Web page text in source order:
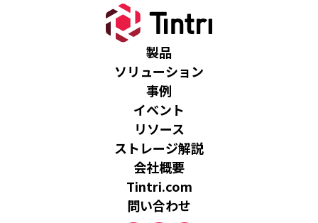
製品
ソリューション
事例
イベント
リソース
ストレージ解説
会社概要
Tintri.com
問い合わせ